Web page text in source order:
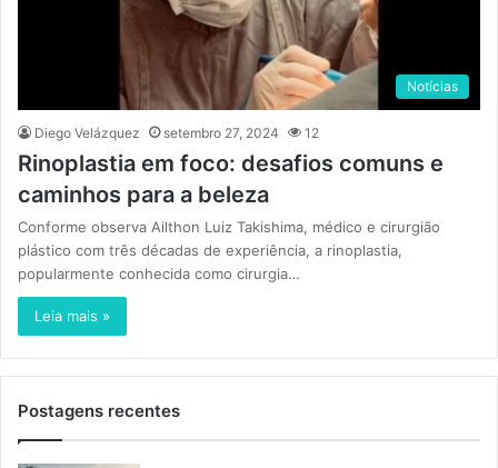
Notícias
Diego Velázquez setembro 27, 2024 12
Rinoplastia em foco: desafios comuns e
caminhos para a beleza
Conforme observa Ailthon Luiz Takishima, médico e cirurgião
plástico com três décadas de experiência, a rinoplastia,
popularmente conhecida como cirurgia…
Leia mais »
Postagens recentes